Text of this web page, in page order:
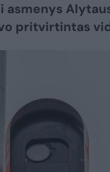
asmenys
pritvirtintas